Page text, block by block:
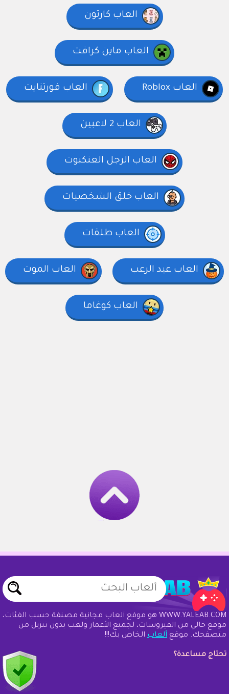
العاب كارتون
العاب ماين كرافت
العاب Roblox العاب فورتنايت
العاب 2 لاعبين
العاب الرجل العنكبوت
العاب خلق الشخصيات
العاب طلقات
العاب عيد الرعب العاب الموت
العاب كوغاما
WWW.YALEAB.COM هو موقع ألعاب مجانية مصنفة حسب الفئات،
موقع خالي من الفيروسات، لجميع الأعمار ولعب بدون تنزيل من
متصفحك. موقع ألعاب الخاص بك!!!
تحتاج مساعدة؟